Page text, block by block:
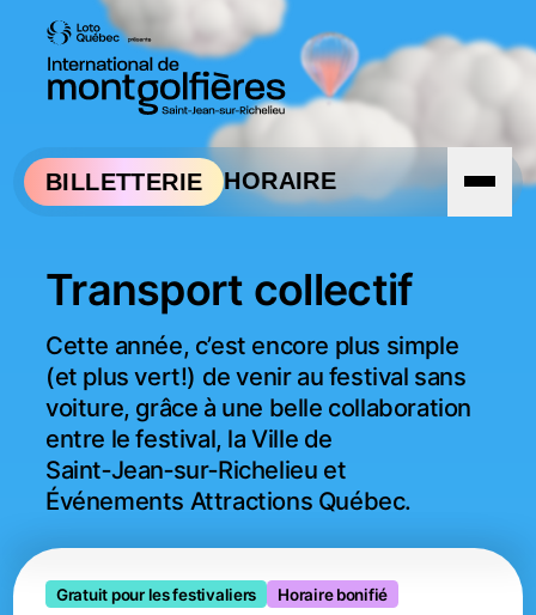
Aller à la navigation
Aller au contenu
BILLETTERIE HORAIRE
Transport collectif
Cette année, c’est encore plus simple
(et plus vert!) de venir au festival sans
voiture, grâce à une belle collaboration
entre le festival, la Ville de
Saint‑Jean‑sur‑Richelieu et
Événements Attractions Québec.
Gratuit pour les festivaliers Horaire bonifié